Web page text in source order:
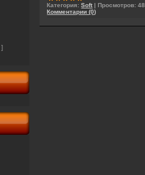
]
Категория: Soft |Просмотров:
Комментарии (0)